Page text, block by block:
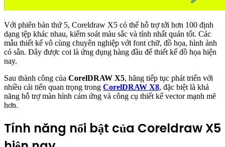
Với phiên bản thứ 5, Coreldraw X5 có thể hỗ trợ tới hơn 100 định
dạng tệp khác nhau, kiểm soát màu sắc và tính nhất quán tốt. Các
mẫu thiết kế vô cùng chuyên nghiệp với font chữ, đồ họa, hình ảnh
có sẵn. Đây được coi là ứng dụng hàng đầu để thiết kế đồ họa hiện
nay.
Sau thành công của CorelDRAW X5, hãng tiếp tục phát triển với
nhiều cải tiến quan trọng trong CorelDRAW X8, đặc biệt là khả
năng hỗ trợ màn hình cảm ứng và công cụ thiết kế vector mạnh mẽ
hơn.
Tính năng nổi bật của Coreldraw X5